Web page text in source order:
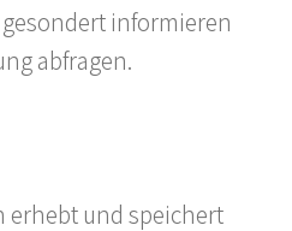
informieren
abfragen.
erhebt und speichert